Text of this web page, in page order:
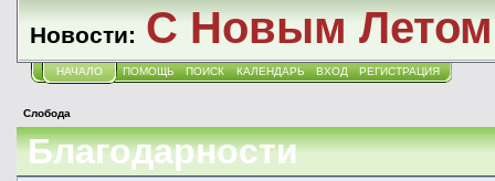
Новости: С Новым
НАЧАЛО ПОМОЩЬ ПОИСК КАЛЕНДАРЬ ВХОД РЕГИСТРАЦИЯ
Слобода
Благодарности